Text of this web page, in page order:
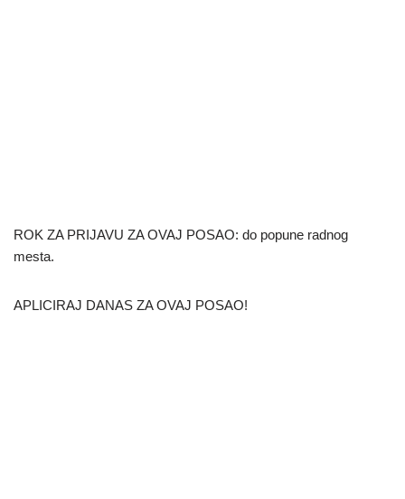
ROK ZA PRIJAVU ZA OVAJ POSAO: do popune radnog
mesta.
APLICIRAJ DANAS ZA OVAJ POSAO!